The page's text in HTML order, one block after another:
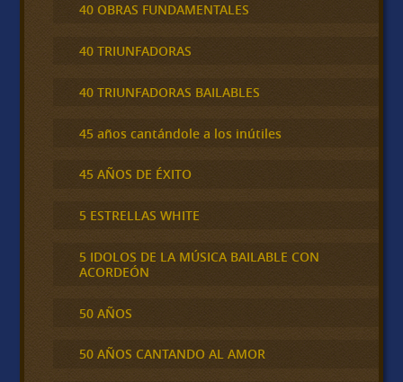
40 OBRAS FUNDAMENTALES
40 TRIUNFADORAS
40 TRIUNFADORAS BAILABLES
45 años cantándole a los inútiles
45 AÑOS DE ÉXITO
5 ESTRELLAS WHITE
5 IDOLOS DE LA MÚSICA BAILABLE CON
ACORDEÓN
50 AÑOS
50 AÑOS CANTANDO AL AMOR